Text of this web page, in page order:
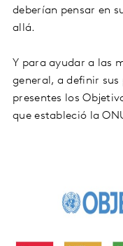
deberían pensar en
allá.
Y para ayudar a las
general, a definir
presentes los
que estableció la